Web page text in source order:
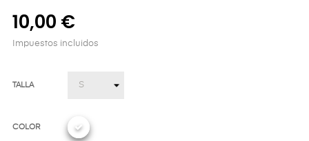
10,00 €
Impuestos incluidos
TALLA
COLOR